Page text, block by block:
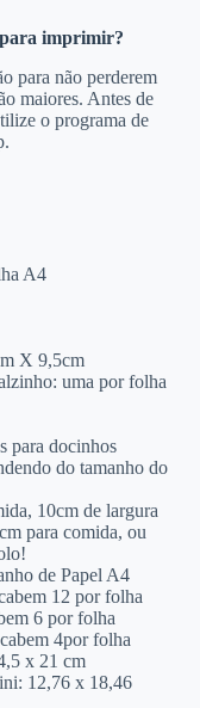
para imprimir?
para não perderem
maiores. Antes de
o programa de
A4
X 9,5cm
uma por folha
para docinhos
do tamanho do
10cm de largura
para comida, ou
de Papel A4
12 por folha
6 por folha
4por folha
x 21 cm
12,76 x 18,46